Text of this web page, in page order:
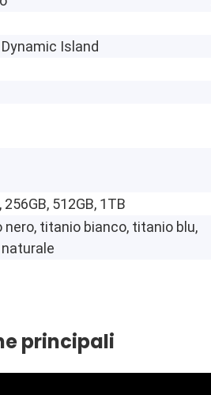
Dynamic Island
256GB, 512GB, 1TB
nero, titanio bianco, titanio blu,
principali